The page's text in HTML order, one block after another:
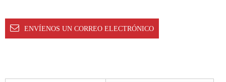
ENVÍENOS UN CORREO ELECTRÓNICO